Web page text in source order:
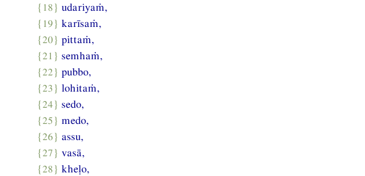
{18} udariyaṁ,
{19} karīsaṁ,
{20} pittaṁ,
{21} semhaṁ,
{22} pubbo,
{23} lohitaṁ,
{24} sedo,
{25} medo,
{26} assu,
{27} vasā,
{28} kheḷo,